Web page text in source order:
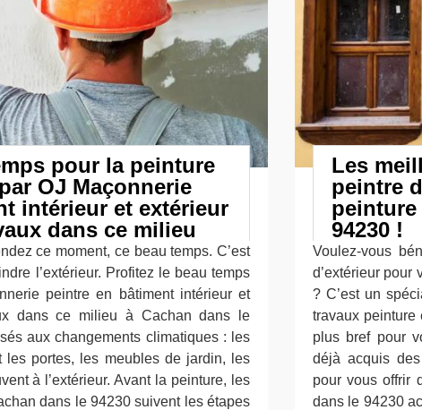
pour la peinture
OJ Maçonnerie
intérieur et extérieur
dans ce milieu
ce moment, ce beau temps. C’est
l’extérieur. Profitez le beau temps
peintre en bâtiment intérieur et
dans ce milieu à Cachan dans le
aux changements climatiques : les
les portes, les meubles de jardin, les
à l’extérieur. Avant la peinture, les
dans le 94230 suivent les étapes
Les
peintre
peinture
94230 !
Voulez-vous
d’extérieur pour
? C’est un
travaux
plus bref pour
déjà acquis
pour vous offrir
dans le 94230